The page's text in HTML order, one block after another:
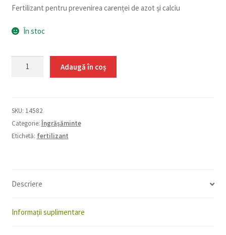
Fertilizant pentru prevenirea carenței de azot și calciu
În stoc
Cantitate
L
Adaugă în coș
SKU: 14582
Categorie: Îngrășăminte
Etichetă: fertilizant
Descriere
Informații suplimentare